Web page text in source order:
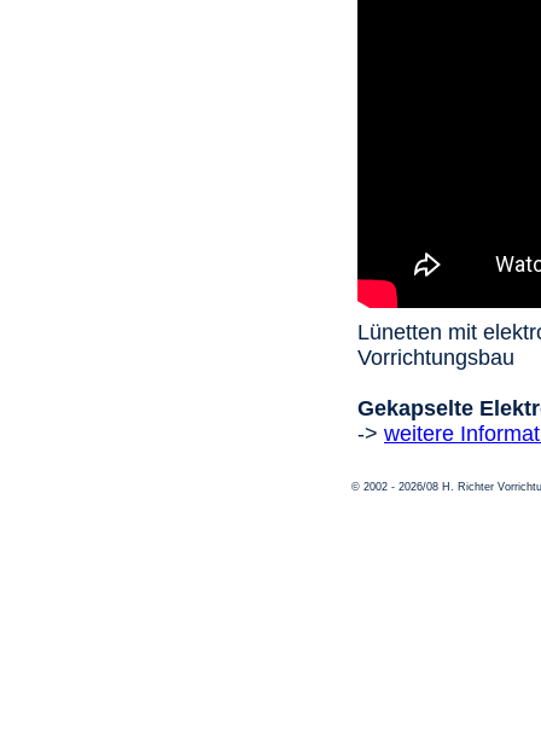
Lünetten mit
Vorrichtungsbau
Gekapselte
-> weitere
© 2002 - 2026/08 H. Richter